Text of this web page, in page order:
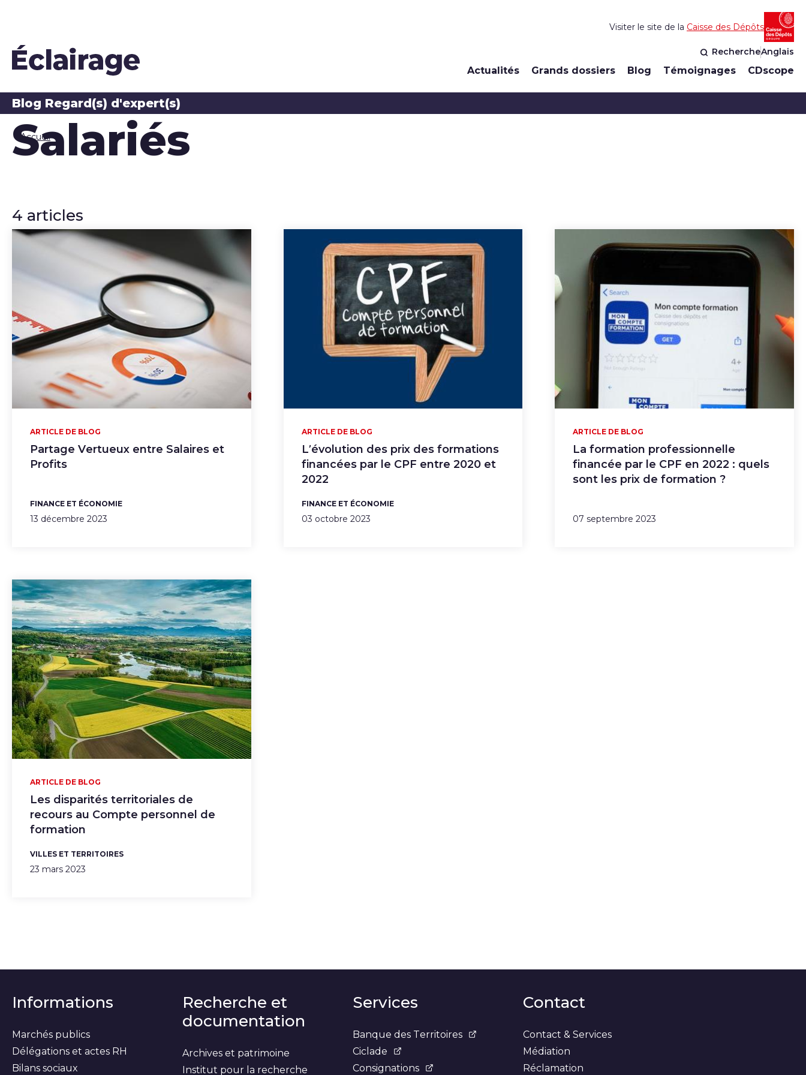
Actualités Grands dossiers Blog Témoignages CDscope
RechercheAnglais
Visiter le site de la Caisse des Dépôts
Blog Regard(s) d'expert(s)
Accueil
Salariés
4 articles
Partage Vertueux entre Salaires et
Profits
ARTICLE DE BLOG
FINANCE ET ÉCONOMIE
13 décembre 2023
L’évolution des prix des formations
financées par le CPF entre 2020 et
2022
ARTICLE DE BLOG
FINANCE ET ÉCONOMIE
03 octobre 2023
La formation professionnelle
financée par le CPF en 2022 : quels
sont les prix de formation ?
ARTICLE DE BLOG
07 septembre 2023
Les disparités territoriales de
recours au Compte personnel de
formation
ARTICLE DE BLOG
VILLES ET TERRITOIRES
23 mars 2023
Informations
Marchés publics
Délégations et actes RH
Bilans sociaux
Recherche et
documentation
Archives et patrimoine
Institut pour la recherche
Services
Banque des Territoires
Ciclade
Consignations
Contact
Contact & Services
Médiation
Réclamation